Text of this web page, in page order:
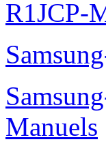
R1JCP-
Manuels